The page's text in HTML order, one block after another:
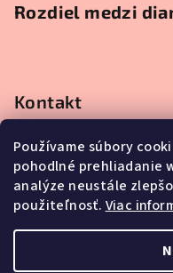
Používame súbory
pohodlné prehliadanie
analýze neustále
použiteľnosť. Viac
Rozdiel medzi
Kontakt
obchod@klenotnici.sk
0911991111
0911991111